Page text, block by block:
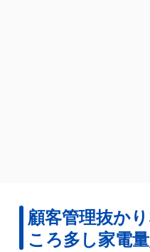
顧客管理抜か
ころ多し家電